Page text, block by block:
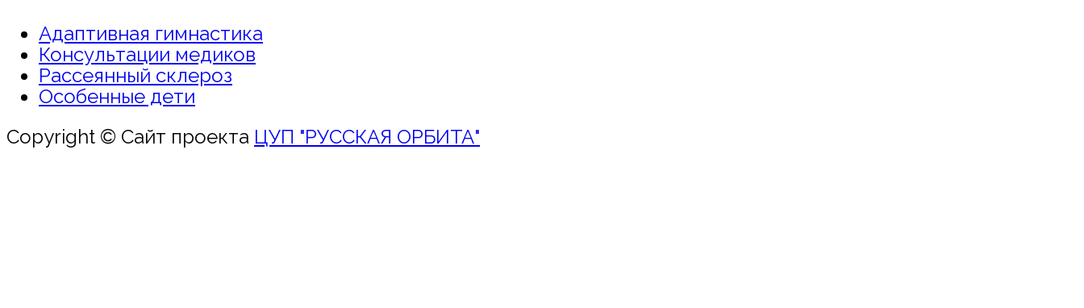
Адаптивная гимнастика
Консультации медиков
Рассеянный склероз
Особенные дети
Copyright © Сайт проекта ЦУП "РУССКАЯ ОРБИТА"